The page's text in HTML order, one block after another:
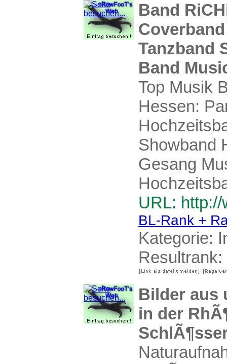
Band
Tanzband
Band
Top Musik
Hessen:
Showband
Gesang
URL:
BL-Rank +
Kategorie:
Resultrank:
Bilder aus
in der